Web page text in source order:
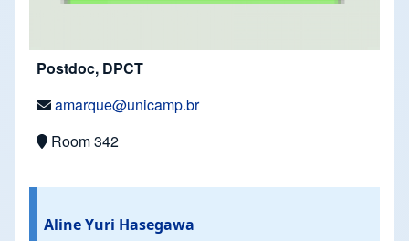
Postdoc, DPCT
amarque@unicamp.br
Room 342
Aline Yuri Hasegawa